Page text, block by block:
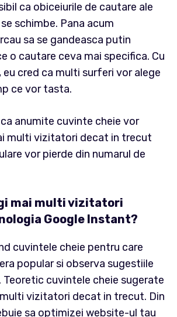
ca obiceiurile de cautare ale
schimbe. Pana acum
sa se gandeasca putin
o cautare ceva mai specifica. Cu
cred ca multi surferi vor alege
ce vor tasta.
anumite cuvinte cheie vor
multi vizitatori decat in trecut
vor pierde din numarul de
mai multi vizitatori
Google Instant?
cuvintele cheie pentru care
popular si observa sugestiile
Teoretic cuvintele cheie sugerate
vizitatori decat in trecut. Din
sa optimizei website-ul tau